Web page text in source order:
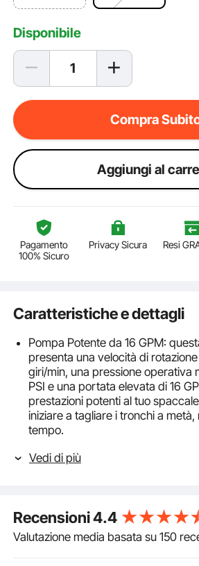
Disponibile
Compra
Aggiungi al
Pagamento
100% Sicuro
Privacy Sicura Resi
Caratteristiche e dettagli
Pompa Potente da 16 GPM:
presenta una velocità di
giri/min, una pressione operativa
PSI e una portata elevata di 16
prestazioni potenti al tuo
iniziare a tagliare i tronchi a metà,
tempo.
spaccalegna è dotata di una
senso orario. Qualità di cui ti puoi
ineguagliabili che puoi vedere.
Robusta ＆ Durevole: l'involucro
Vedi di più
Recensioni4.4
Valutazione media basata su 150